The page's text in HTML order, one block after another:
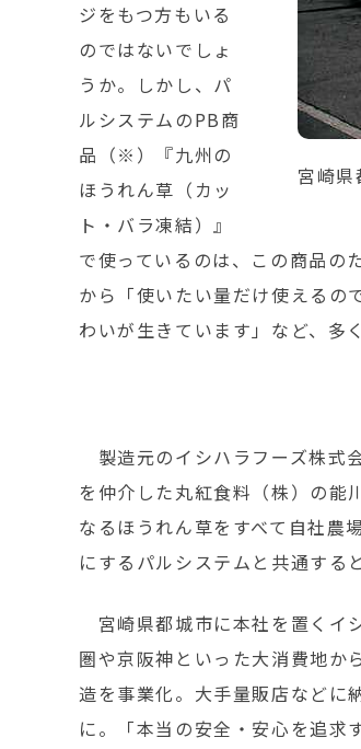
宮崎
ジをもつ方もいる
のではないでしょ
うか。しかし、パ
ルシステムのPB商
品（※）『九州の
ほうれん草（カッ
ト・バラ凍結）』
で使っているのは、この商品の
から「使いたい量だけ使えるの
わいが生きています」など、多
製造元のイシハラフーズ株式
を仲介した丸紅食料（株）の能
なるほうれん草をすべて自社農
にするパルシステムと共通する
宮崎県都城市に本社を置くイ
圏や京阪神といった大消費地か
造を事業化。大手量販店などに
に。「本当の安全・安心を追求